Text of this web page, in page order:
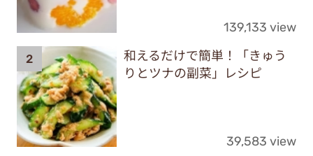
139,133 view
和えるだけで簡単！「きゅう
りとツナの副菜」レシピ
39,583 view